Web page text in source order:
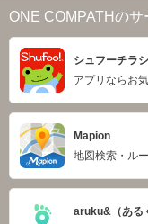
ONE COMPATHのサ
シュフーチラ
アプリならお
Mapion
地図検索・ル
aruku&（ある